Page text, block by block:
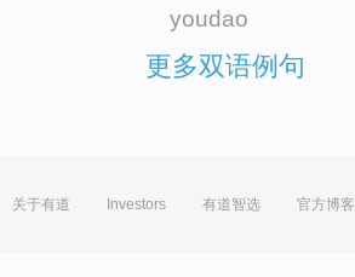
youdao
更多双语例句
关于有道 Investors 有道智选 官方博客